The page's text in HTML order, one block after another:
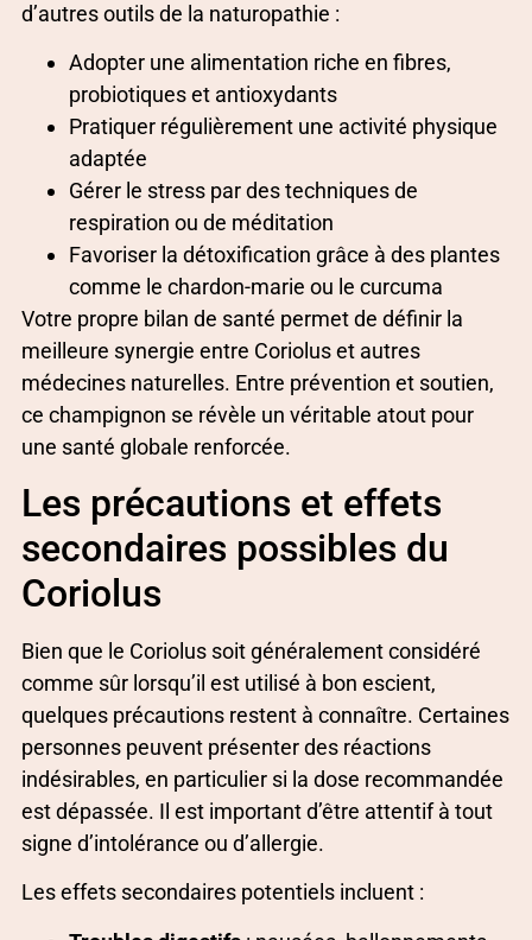
d’autres outils de la naturopathie :
Adopter une alimentation riche en fibres,
probiotiques et antioxydants
Pratiquer régulièrement une activité physique
adaptée
Gérer le stress par des techniques de
respiration ou de méditation
Favoriser la détoxification grâce à des plantes
comme le chardon-marie ou le curcuma
Votre propre bilan de santé permet de définir la
meilleure synergie entre Coriolus et autres
médecines naturelles. Entre prévention et soutien,
ce champignon se révèle un véritable atout pour
une santé globale renforcée.
Les précautions et effets
secondaires possibles du
Coriolus
Bien que le Coriolus soit généralement considéré
comme sûr lorsqu’il est utilisé à bon escient,
quelques précautions restent à connaître. Certaines
personnes peuvent présenter des réactions
indésirables, en particulier si la dose recommandée
est dépassée. Il est important d’être attentif à tout
signe d’intolérance ou d’allergie.
Les effets secondaires potentiels incluent :